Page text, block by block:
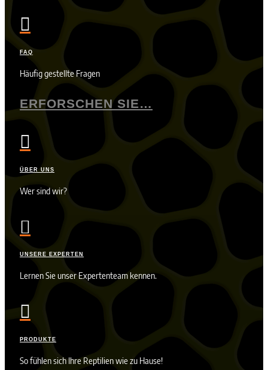

FAQ
Häufig gestellte Fragen
ERFORSCHEN SIE…

ÜBER UNS
Wer sind wir?

UNSERE EXPERTEN
Lernen Sie unser Expertenteam kennen.

PRODUKTE
So fühlen sich Ihre Reptilien wie zu Hause!